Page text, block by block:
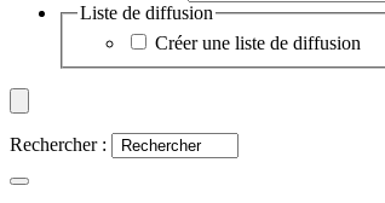
Liste de diffusion
Créer une liste de diffusion
Rechercher :